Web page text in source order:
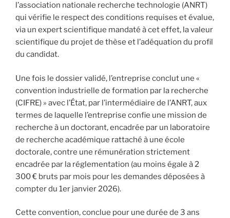
l’association nationale recherche technologie (ANRT)
qui vérifie le respect des conditions requises et évalue,
via un expert scientifique mandaté à cet effet, la valeur
scientifique du projet de thèse et l’adéquation du profil
du candidat.
Une fois le dossier validé, l’entreprise conclut une «
convention industrielle de formation par la recherche
(CIFRE) » avec l’État, par l’intermédiaire de l’ANRT, aux
termes de laquelle l’entreprise confie une mission de
recherche à un doctorant, encadrée par un laboratoire
de recherche académique rattaché à une école
doctorale, contre une rémunération strictement
encadrée par la réglementation (au moins égale à 2
300 € bruts par mois pour les demandes déposées à
compter du 1er janvier 2026).
Cette convention, conclue pour une durée de 3 ans